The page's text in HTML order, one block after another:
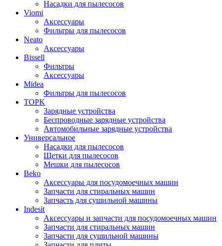
Насадки для пылесосов
Viomi
Аксессуары
Фильтры для пылесосов
Neato
Аксессуары
Bissell
Фильтры
Аксессуары
Midea
Фильтры для пылесосов
TOPK
Зарядные устройства
Беспроводные зарядные устройства
Автомобильные зарядные устройства
Универсальное
Насадки для пылесосов
Щетки для пылесосов
Мешки для пылесосов
Beko
Аксессуары для посудомоечных машин
Запчасти для стиральных машин
Запчасть для сушильной машины
Indesit
Аксессуары и запчасти для посудомоечных машин
Запчасти для стиральных машин
Запчасти для сушильной машины